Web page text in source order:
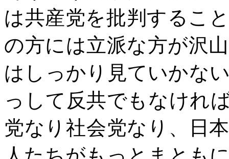
は共産党を批判するこ
の方には立派な方が沢
はしっかり見ていかな
っして反共でもなけれ
党なり社会党なり、日